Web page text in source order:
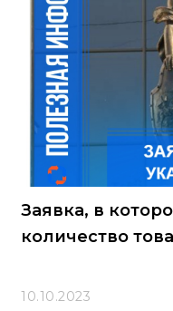
Заявка, в
количество
10.10.2023